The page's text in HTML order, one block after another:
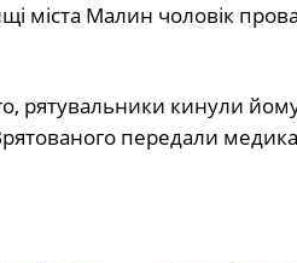
міста Малин чоловік
рятувальники кинули
передали